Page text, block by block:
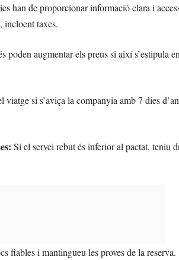
han de proporcionar informació clara i
incloent taxes.
poden augmentar els preus si així s’estipula
viatge si s’aviça la companyia amb 7 dies
Si el servei rebut és inferior al pactat, teniu
fiables i mantingueu les proves de la reserva.